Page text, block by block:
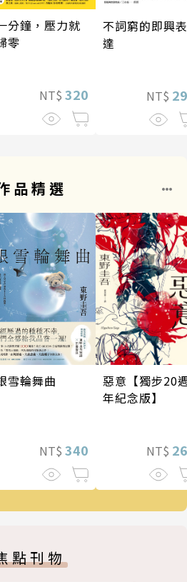
分鐘，壓力就
零
NT$ 320
不詞窮的即興表
達
NT$
品精選
雪輪舞曲
NT$ 340
惡意【獨步20
年紀念版】
NT$
點刊物